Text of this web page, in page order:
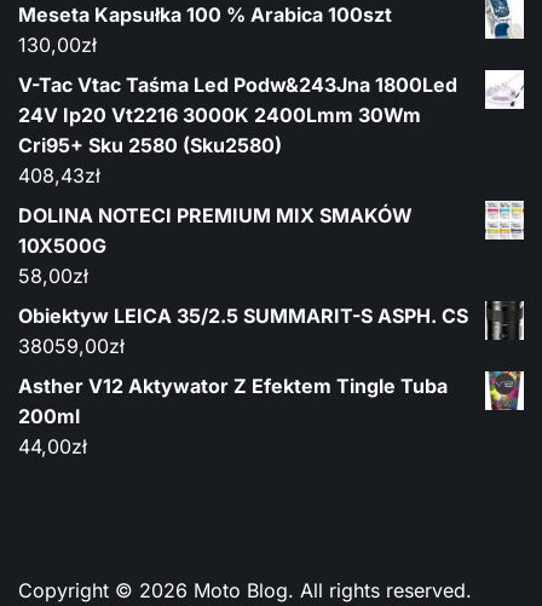
Meseta Kapsułka 100 % Arabica 100szt
130,00zł
V-Tac Vtac Taśma Led Podw&243Jna 1800Led
24V Ip20 Vt2216 3000K 2400Lmm 30Wm
Cri95+ Sku 2580 (Sku2580)
408,43zł
DOLINA NOTECI PREMIUM MIX SMAKÓW
10X500G
58,00zł
Obiektyw LEICA 35/2.5 SUMMARIT-S ASPH. CS
38059,00zł
Asther V12 Aktywator Z Efektem Tingle Tuba
200ml
44,00zł
Copyright © 2026 Moto Blog. All rights reserved.